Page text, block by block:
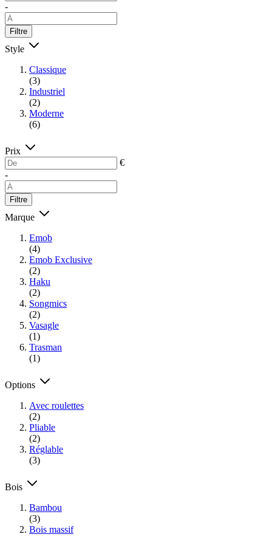
-
Filtre
Style
Classique
(3)
Industriel
(2)
Moderne
(6)
Prix
€
-
Filtre
Marque
Emob
(4)
Emob Exclusive
(2)
Haku
(2)
Songmics
(2)
Vasagle
(1)
Trasman
(1)
Options
Avec roulettes
(2)
Pliable
(2)
Réglable
(3)
Bois
Bambou
(3)
Bois massif